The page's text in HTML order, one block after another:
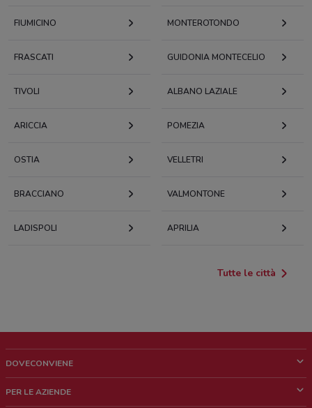
FIUMICINO MONTEROTONDO
FRASCATI GUIDONIA MONTECELIO
TIVOLI ALBANO LAZIALE
ARICCIA POMEZIA
OSTIA VELLETRI
BRACCIANO VALMONTONE
LADISPOLI APRILIA
Tutte le città
DOVECONVIENE
PER LE AZIENDE